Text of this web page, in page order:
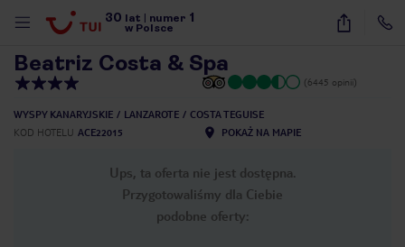
30 lat numer 1
w Polsce
27
Beatriz Costa & Spa
(6445 opinii)
WYSPY KANARYJSKIE LANZAROTE
COSTA TEGUISE
KOD HOTELU ACE22015 POKAŻ NA MAPIE
Ups, ta oferta nie jest dostępna.
Przygotowaliśmy dla Ciebie
podobne oferty: